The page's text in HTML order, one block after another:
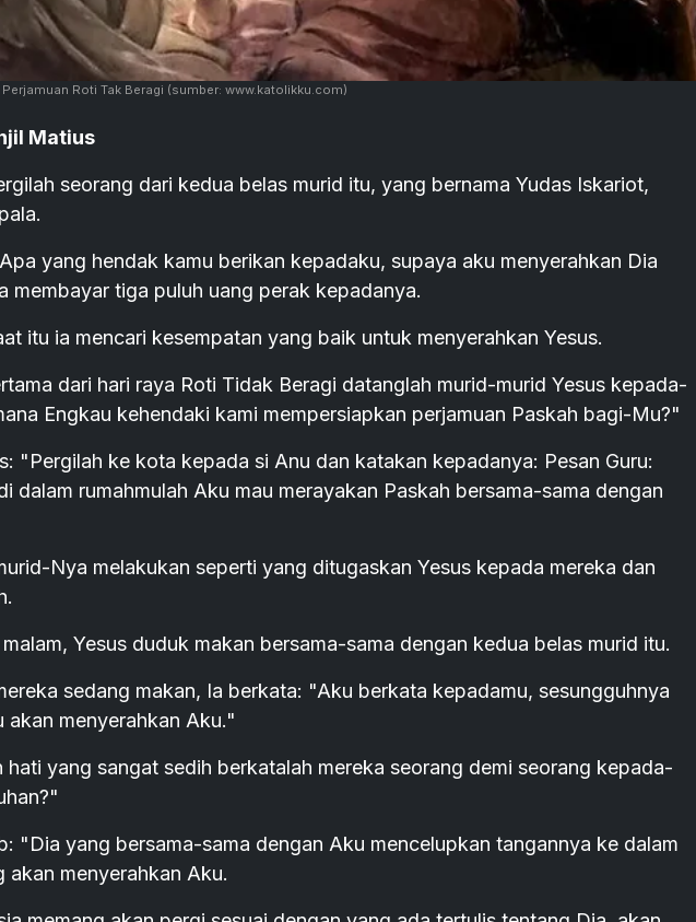
Roti Tak Beragi (sumber: www.katolikku.com)
Matius
seorang dari kedua belas murid itu, yang bernama Yudas Iskariot,
yang hendak kamu berikan kepadaku, supaya aku menyerahkan Dia
membayar tiga puluh uang perak kepadanya.
itu ia mencari kesempatan yang baik untuk menyerahkan Yesus.
dari hari raya Roti Tidak Beragi datanglah murid-murid Yesus kepada-
Engkau kehendaki kami mempersiapkan perjamuan Paskah bagi-Mu?"
"Pergilah ke kota kepada si Anu dan katakan kepadanya: Pesan Guru:
dalam rumahmulah Aku mau merayakan Paskah bersama-sama dengan
Nya melakukan seperti yang ditugaskan Yesus kepada mereka dan
Yesus duduk makan bersama-sama dengan kedua belas murid itu.
sedang makan, Ia berkata: "Aku berkata kepadamu, sesungguhnya
akan menyerahkan Aku."
yang sangat sedih berkatalah mereka seorang demi seorang kepada-
"Dia yang bersama-sama dengan Aku mencelupkan tangannya ke dalam
akan menyerahkan Aku.